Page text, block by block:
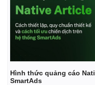
Hình thức quảng cáo
SmartAds